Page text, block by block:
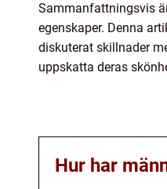
Sammanfattningsvis
egenskaper. Denna
diskuterat skillnader
uppskatta deras
Hur har